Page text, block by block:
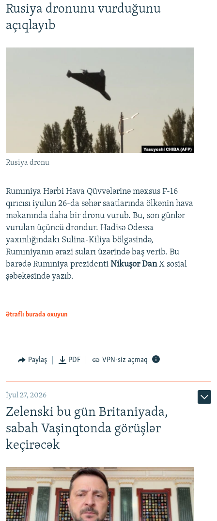
Rusiya dronunu vurduğunu
açıqlayıb
Rusiya dronu
Rumıniya Hərbi Hava Qüvvələrinə məxsus F-16
qırıcısı iyulun 26-da səhər saatlarında ölkənin hava
məkanında daha bir dronu vurub. Bu, son günlər
vurulan üçüncü drondur. Hadisə Odessa
yaxınlığındakı Sulina-Kiliya bölgəsində,
Rumıniyanın ərazi suları üzərində baş verib. Bu
barədə Rumıniya prezidenti Nikuşor DanX sosial
şəbəkəsində yazıb.
Ətraflı burada oxuyun
Paylaş PDF VPN-siz açmaq
İyul 27, 2026
Zelenski bu gün Britaniyada,
sabah Vaşinqtonda görüşlər
keçirəcək